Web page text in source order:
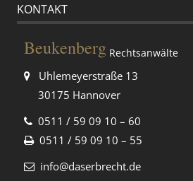
KONTAKT
Beukenberg Rechtsanwälte
Uhlemeyerstraße 13
30175 Hannover
0511 / 59 09 10 – 60
0511 / 59 09 10 – 55
info@daserbrecht.de